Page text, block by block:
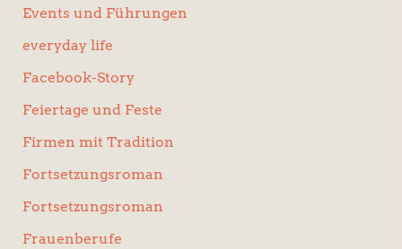
Events und Führungen
everyday life
Facebook-Story
Feiertage und Feste
Firmen mit Tradition
Fortsetzungsroman
Fortsetzungsroman
Frauenberufe